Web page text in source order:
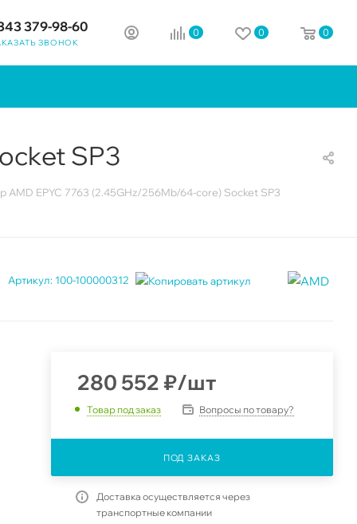
379-98-60
ЗВОНОК
0 0 0
SP3
AMD EPYC 7763 (2.45GHz/256Mb/64-core) Socket SP3
Артикул: 100-100000312
280 552 ₽/шт
Товар под заказ Вопросы по товару?
ПОД ЗАКАЗ
Доставка осуществляется через
транспортные компании